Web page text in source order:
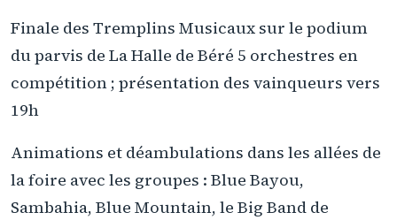
Finale des Tremplins Musicaux sur le podium
du parvis de La Halle de Béré 5 orchestres en
compétition ; présentation des vainqueurs vers
19h
Animations et déambulations dans les allées de
la foire avec les groupes : Blue Bayou,
Sambahia, Blue Mountain, le Big Band de